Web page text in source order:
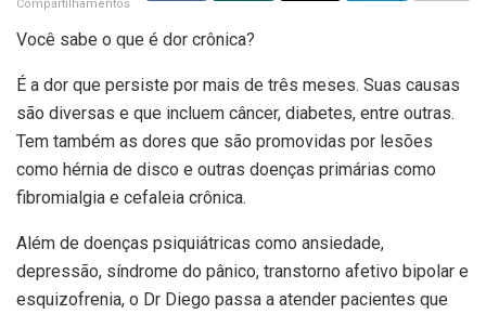
Compartilhamentos
Você sabe o que é dor crônica?
É a dor que persiste por mais de três meses. Suas causas
são diversas e que incluem câncer, diabetes, entre outras.
Tem também as dores que são promovidas por lesões
como hérnia de disco e outras doenças primárias como
fibromialgia e cefaleia crônica.
Além de doenças psiquiátricas como ansiedade,
depressão, síndrome do pânico, transtorno afetivo bipolar e
esquizofrenia, o Dr Diego passa a atender pacientes que